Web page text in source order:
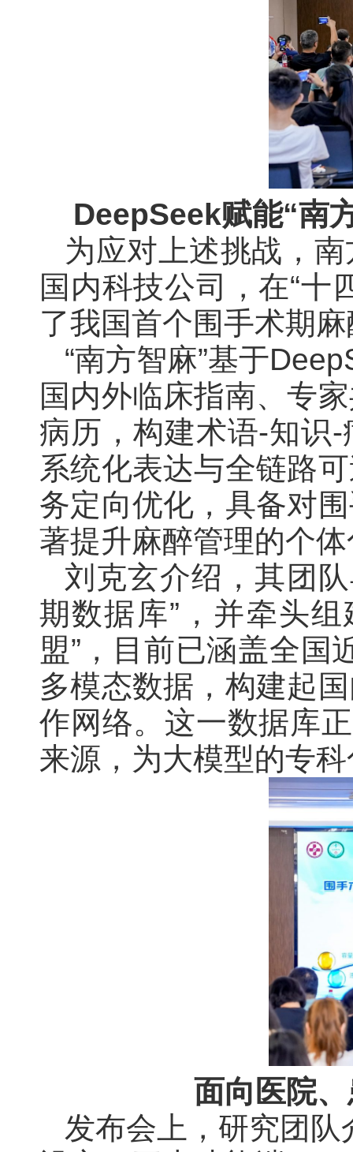
DeepSeek赋能“南
为应对上述挑战，
国内科技公司，在“十
了我国首个围手术期
“南方智麻”基于
国内外临床指南、专
病历，构建术语-知识
系统化表达与全链路
务定向优化，具备对
著提升麻醉管理的个
刘克玄介绍，其团
期数据库”，并牵头
盟”，目前已涵盖全国
多模态数据，构建起
作网络。这一数据库
来源，为大模型的专
面向医院
发布会上，研究团队